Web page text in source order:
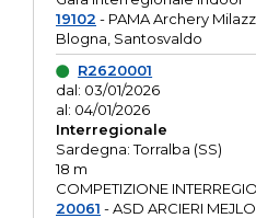
19102 - PAMA Archery
Blogna, Santosvaldo
R2620001
dal: 03/01/2026
al: 04/01/2026
Interregionale
Sardegna: Torralba (SS)
18 m
COMPETIZIONE
20061 - ASD ARCIERI